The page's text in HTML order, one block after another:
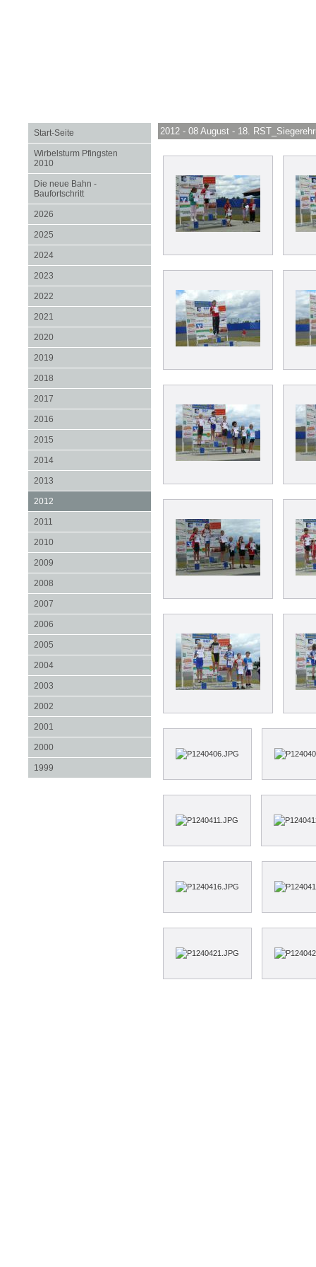
Start-Seite
Wirbelsturm Pfingsten
2010
Die neue Bahn -
Baufortschritt
2026
2025
2024
2023
2022
2021
2020
2019
2018
2017
2016
2015
2014
2013
2012
2011
2010
2009
2008
2007
2006
2005
2004
2003
2002
2001
2000
1999
2012 - 08 August - 18.